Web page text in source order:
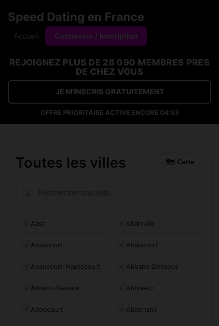
Speed Dating en France
Accueil Connexion / Inscription
REJOIGNEZ PLUS DE 28 090 MEMBRES PRES
DE CHEZ VOUS
JE M'INSCRIS GRATUITEMENT
OFFRE PRIORITAIRE ACTIVE ENCORE 04:52
Toutes les villes 🗺 Carte
Aast Abainville
Abancourt Abaucourt
Abaucourt-Hautecourt Abbans-Dessous
Abbans-Dessus Abbaretz
Abbecourt Abbenans